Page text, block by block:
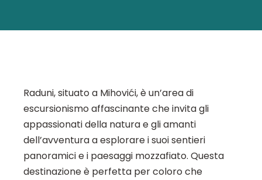
Raduni, situato a Mihovići, è un’area di
escursionismo affascinante che invita gli
appassionati della natura e gli amanti
dell’avventura a esplorare i suoi sentieri
panoramici e i paesaggi mozzafiato. Questa
destinazione è perfetta per coloro che